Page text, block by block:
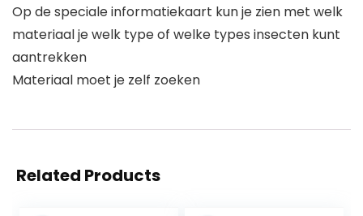
Op de speciale informatiekaart kun je zien met welk
materiaal je welk type of welke types insecten kunt
aantrekken
Materiaal moet je zelf zoeken
Related Products